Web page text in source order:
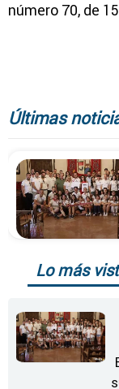
número 70, de
Últimas
Lo más